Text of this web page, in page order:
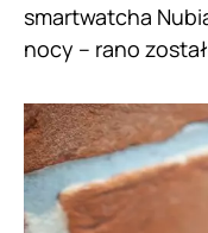
smartwatcha
nocy – rano